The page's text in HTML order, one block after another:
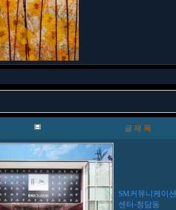
글 제 목
SM커뮤니케이션
센터-청담동